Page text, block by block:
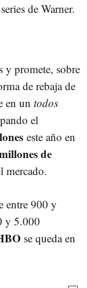
de Warner.
y promete, sobre
de rebaja de
en un todos
el
este año en
de
mercado.
entre 900 y
y 5.000
se queda en